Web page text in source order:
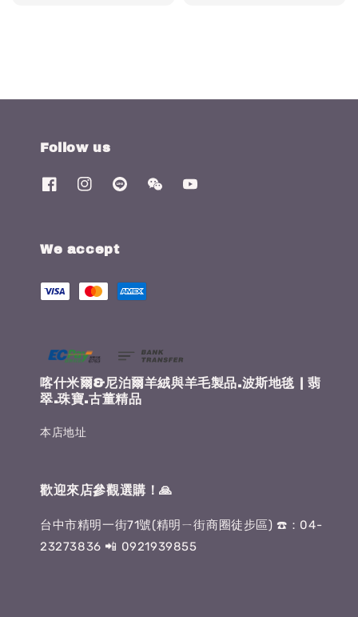
Follow us
We accept
喀什米爾&尼泊爾羊絨與羊毛製品.波斯地毯 | 翡
翠.珠寶.古董精品
本店地址
歡迎來店參觀選購！🙏
台中市精明一街71號(精明ㄧ街商圈徒步區) ☎️：04-
23273836 📲 0921939855